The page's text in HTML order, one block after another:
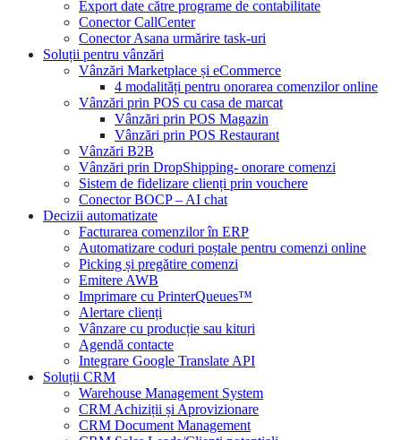
Export date către programe de contabilitate
Conector CallCenter
Conector Asana urmărire task-uri
Soluții pentru vânzări
Vânzări Marketplace și eCommerce
4 modalități pentru onorarea comenzilor online
Vânzări prin POS cu casa de marcat
Vânzări prin POS Magazin
Vânzări prin POS Restaurant
Vânzări B2B
Vânzări prin DropShipping- onorare comenzi
Sistem de fidelizare clienți prin vouchere
Conector BOCP – AI chat
Decizii automatizate
Facturarea comenzilor în ERP
Automatizare coduri poștale pentru comenzi online
Picking și pregătire comenzi
Emitere AWB
Imprimare cu PrinterQueues™
Alertare clienți
Vânzare cu producție sau kituri
Agendă contacte
Integrare Google Translate API
Soluții CRM
Warehouse Management System
CRM Achiziții și Aprovizionare
CRM Document Management